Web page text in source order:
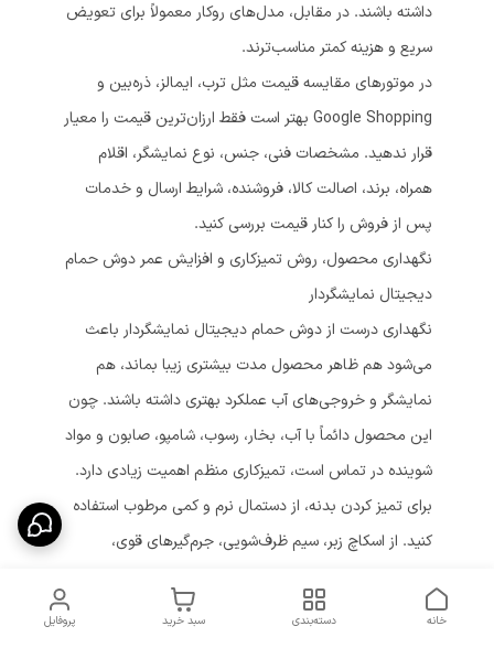
داشته باشند. در مقابل، مدل‌های روکار معمولاً برای تعویض
سریع و هزینه کمتر مناسب‌ترند.
در موتورهای مقایسه قیمت مثل ترب، ایمالز، ذره‌بین و
Google Shopping بهتر است فقط ارزان‌ترین قیمت را معیار
قرار ندهید. مشخصات فنی، جنس، نوع نمایشگر، اقلام
همراه، برند، اصالت کالا، فروشنده، شرایط ارسال و خدمات
پس از فروش را کنار قیمت بررسی کنید.
نگهداری محصول، روش تمیزکاری و افزایش عمر دوش حمام
دیجیتال نمایشگردار
نگهداری درست از دوش حمام دیجیتال نمایشگردار باعث
می‌شود هم ظاهر محصول مدت بیشتری زیبا بماند، هم
نمایشگر و خروجی‌های آب عملکرد بهتری داشته باشند. چون
این محصول دائماً با آب، بخار، رسوب، شامپو، صابون و مواد
شوینده در تماس است، تمیزکاری منظم اهمیت زیادی دارد.
برای تمیز کردن بدنه، از دستمال نرم و کمی مرطوب استفاده
کنید. از اسکاچ زبر، سیم ظرف‌شویی، جرم‌گیرهای قوی،
نکنید؛ مخصوصاً اگر مدل شما مشکی مات، طلایی یا دارای
پروفایل سبد خرید دسته‌بندی خانه